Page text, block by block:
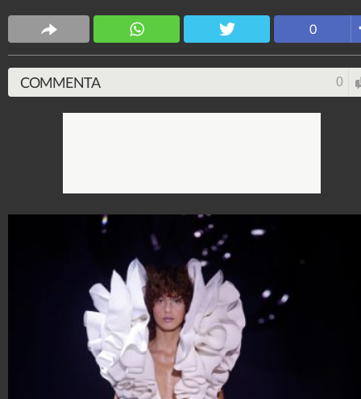
Stile e trend
1.515.089.141 1.957 video 138.074 foto 0
COMMENTA 0